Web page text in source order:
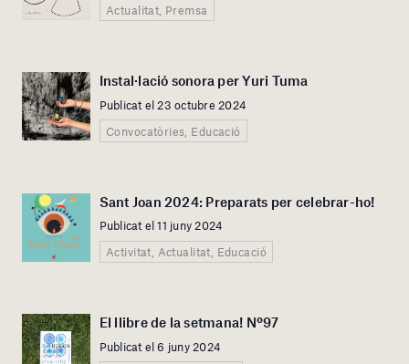
Actualitat, Premsa
Instal·lació sonora per Yuri Tuma
Publicat el 23 octubre 2024
Convocatòries, Educació
Sant Joan 2024: Preparats per celebrar-ho!
Publicat el 11 juny 2024
Activitat, Actualitat, Educació
El llibre de la setmana! Nº97
Publicat el 6 juny 2024